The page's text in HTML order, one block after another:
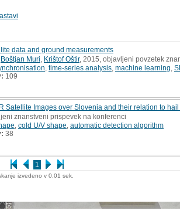
1
data and ground measurements
Boštjan Muri Krištof Oštir, 2015, objavljeni povzetek
time-series analysis machine learning
109
Satellite Images over Slovenia and their relation to
znanstveni prispevek na konferenci
cold U/V shape automatic detection algorithm
38
izvedeno v 0.01 sek.